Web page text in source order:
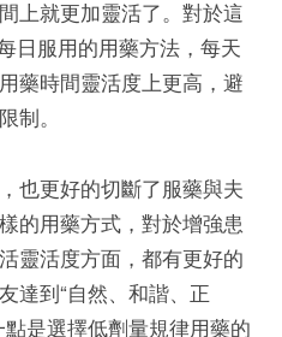
上就更加靈活了。對於這
日服用的用藥方法，每天
藥時間靈活度上更高，避
制。
也更好的切斷了服藥與夫
的用藥方式，對於增強患
靈活度方面，都有更好的
達到“自然、和諧、正
是選擇低劑量規律用藥的